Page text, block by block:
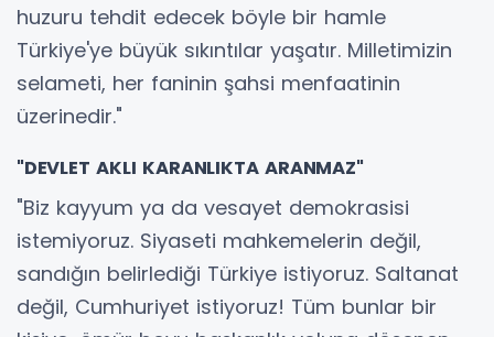
huzuru tehdit edecek böyle bir hamle
Türkiye'ye büyük sıkıntılar yaşatır. Milletimizin
selameti, her faninin şahsi menfaatinin
üzerinedir."
"DEVLET AKLI KARANLIKTA ARANMAZ"
"Biz kayyum ya da vesayet demokrasisi
istemiyoruz. Siyaseti mahkemelerin değil,
sandığın belirlediği Türkiye istiyoruz. Saltanat
değil, Cumhuriyet istiyoruz! Tüm bunlar bir